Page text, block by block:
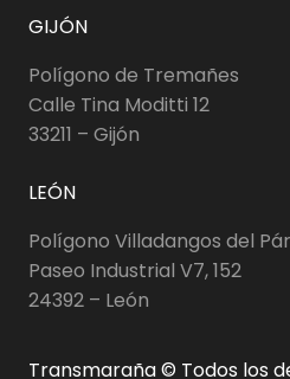
GIJÓN
Polígono de Tremañes
Calle Tina Moditti 12
33211 – Gijón
LEÓN
Polígono Villadangos del
Paseo Industrial V7, 152
24392 – León
Transmaraña © Todos los